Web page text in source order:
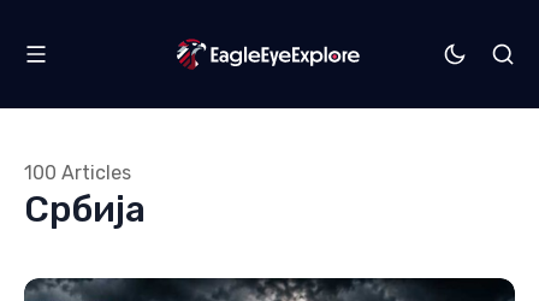
Србија
100 Articles